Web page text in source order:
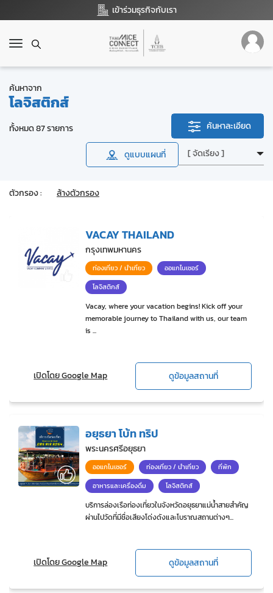
เข้าร่วมธุรกิจกับเรา
T
g
g
e
a
t
ค้นหาจาก
โลจิสติกส์
ทั้งหมด 87 รายการ ค้นหาละเอียด
ดูแบบแผนที่
ตัวกรอง : ล้างตัวกรอง
VACAY THAILAND
กรุงเทพมหานคร
ท่องเที่ยว / นำเที่ยว
ออแกไนเซอร์
โลจิสติกส์
Vacay, where your vacation begins! Kick off your
memorable journey to Thailand with us, our team
is ...
เปิดโดย Google Map ดูข้อมูลสถานที่
อยุธยา โบ้ท ทริป
พระนครศรีอยุธยา
ออแกไนเซอร์ ท่องเที่ยว / นำเที่ยว
ที่พัก
อาหารและเครื่องดื่ม
โลจิสติกส์
บริการล่องเรือท่องเที่ยวในจังหวัดอยุธยาแม่น้ำสายสำคัญ
ผ่านไปวัดที่มีชื่อเสียงโด่งดังและโบราณสถานต่างๆ...
เปิดโดย Google Map ดูข้อมูลสถานที่